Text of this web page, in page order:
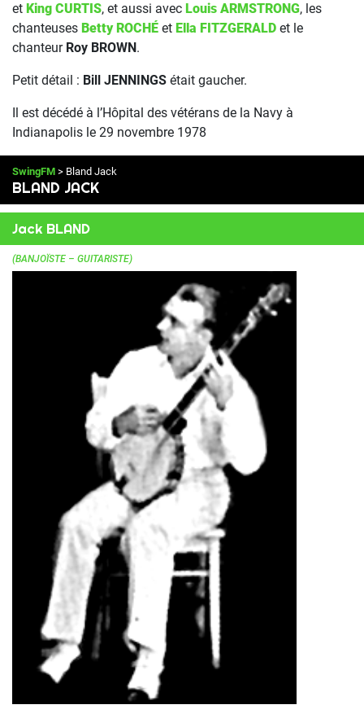
et King CURTIS, et aussi avec Louis ARMSTRONG, les
chanteuses Betty ROCHÉ et Ella FITZGERALD et le
chanteur Roy BROWN.
Petit détail : Bill JENNINGS était gaucher.
Il est décédé à l’Hôpital des vétérans de la Navy à
Indianapolis le 29 novembre 1978
SwingFM > Bland Jack
BLAND JACK
Jack BLAND
(BANJOÏSTE – GUITARISTE)